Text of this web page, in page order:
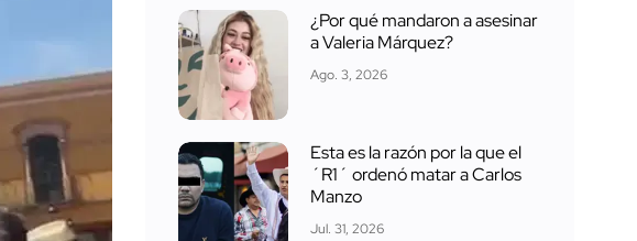
¿Por qué mandaron a asesinar
a Valeria Márquez?
Ago. 3, 2026
Esta es la razón por la que el
´R1´ ordenó matar a Carlos
Manzo
Jul. 31, 2026